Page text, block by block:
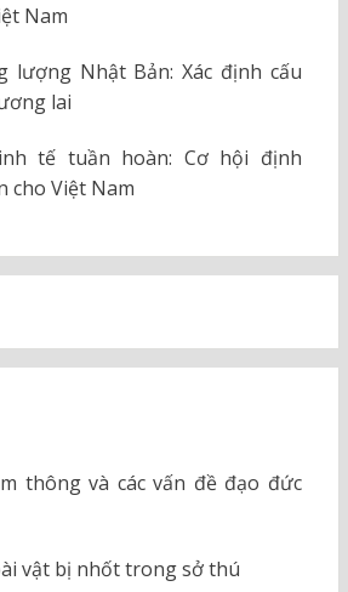
Nam
lượng Nhật Bản: Xác định cấu
lai
tế tuần hoàn: Cơ hội định
cho Việt Nam
thông và các vấn đề đạo đức
vật bị nhốt trong sở thú